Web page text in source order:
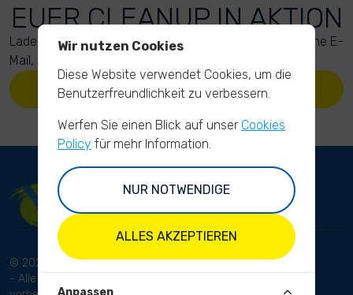
EUER CLEANUP IN AKTION
Lade Deine Fotos hoch. Anschließend bekommst Du eine E-
Mail, um Deinen Upload zu bestätigen.
LADE DEINE FOTOS HOCH
© 2024 RhineCleanUp
- Alle Rechte
Bedingungen und Konditionen
Wir nutzen Cookies
Diese Website verwendet Cookies, um die
Benutzerfreundlichkeit zu verbessern.
Werfen Sie einen Blick auf unser Cookies
Policy für mehr Information.
NUR NOTWENDIGE
ALLES AKZEPTIEREN